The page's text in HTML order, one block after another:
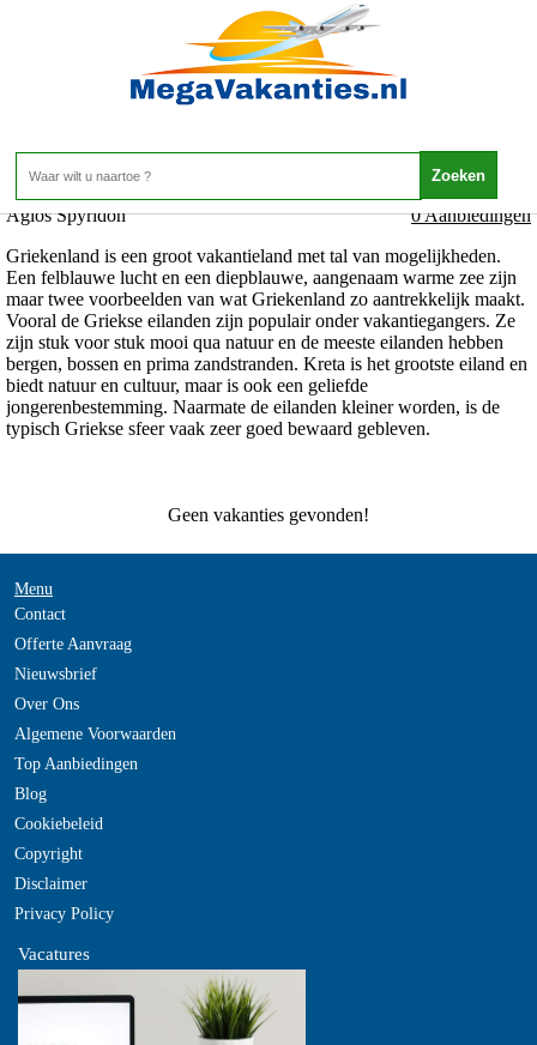
Home>
Agios Spyridon
0 Aanbiedingen
Griekenland is een groot vakantieland met tal van mogelijkheden.
Een felblauwe lucht en een diepblauwe, aangenaam warme zee zijn
maar twee voorbeelden van wat Griekenland zo aantrekkelijk maakt.
Vooral de Griekse eilanden zijn populair onder vakantiegangers. Ze
zijn stuk voor stuk mooi qua natuur en de meeste eilanden hebben
bergen, bossen en prima zandstranden. Kreta is het grootste eiland en
biedt natuur en cultuur, maar is ook een geliefde
jongerenbestemming. Naarmate de eilanden kleiner worden, is de
typisch Griekse sfeer vaak zeer goed bewaard gebleven.
Geen vakanties gevonden!
Menu
Contact
Offerte Aanvraag
Nieuwsbrief
Over Ons
Algemene Voorwaarden
Top Aanbiedingen
Blog
Cookiebeleid
Copyright
Disclaimer
Privacy Policy
Vacatures